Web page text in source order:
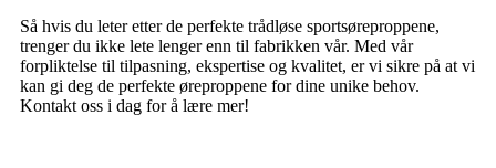
Så hvis du leter etter de perfekte trådløse sportsøreproppene,
trenger du ikke lete lenger enn til fabrikken vår. Med vår
forpliktelse til tilpasning, ekspertise og kvalitet, er vi sikre på at vi
kan gi deg de perfekte øreproppene for dine unike behov.
Kontakt oss i dag for å lære mer!